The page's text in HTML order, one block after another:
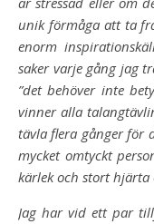
unik förmåga att ta
enorm
saker varje gång jag
”det behöver inte
vinner alla
tävla flera gånger för
mycket omtyckt
kärlek och stort hjärta
Jag har vid ett par